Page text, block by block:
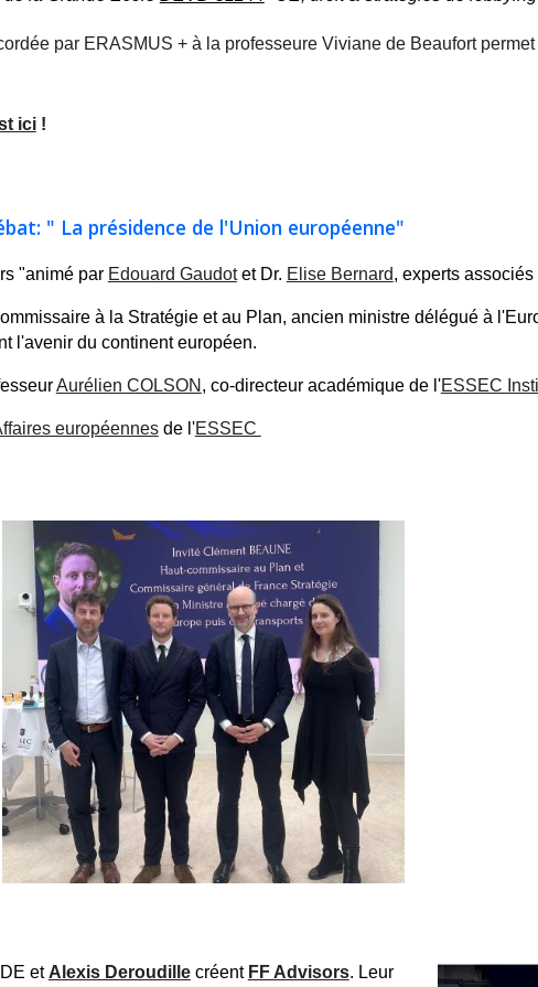
par ERASMUS + à la professeure Viviane de Beaufort
ici!
" La présidence de l'Union européenne"
"animé par Edouard Gaudotet Dr. Elise Bernard, experts
à la Stratégie et au Plan, ancien ministre délégué à
l'avenir du continent européen.
Aurélien COLSON , co-directeur académique de l'ESSEC
européennesde l'ESSEC
et Alexis Deroudillecréent FF Advisors. Leur